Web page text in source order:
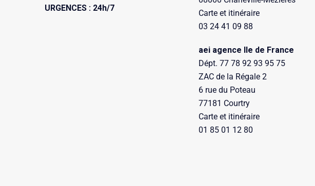
URGENCES : 24h/7
Carte et itinéraire
03 24 41 09 88
aei agence Ile de France
Dépt. 77 78 92 93 95 75
ZAC de la Régale 2
6 rue du Poteau
77181 Courtry
Carte et itinéraire
01 85 01 12 80